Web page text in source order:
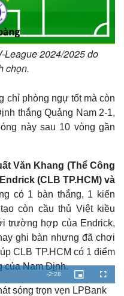
trường
Giá vàng
Tiêu dùng
Giá cà phê
2024/2025 do
chọn.
chỉ phòng ngự tốt mà còn
thắng Quảng Nam 2-1,
này sau 10 vòng gần
Văn Khang (Thể Công
(CLB TP.HCM) và
có 1 bàn thắng, 1 kiến
còn cầu thủ Việt kiều
trường hợp của Endrick,
ghi bàn nhưng đã chơi
CLB TP.HCM có 1 điểm
của Nam Định.
R
e
-2:28
P
i
c
F
u
l
sóng trọn vẹn LPBank